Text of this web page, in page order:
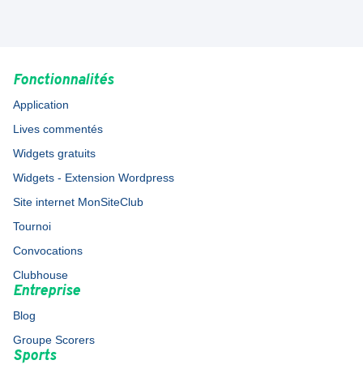
Fonctionnalités
Application
Lives commentés
Widgets gratuits
Widgets - Extension Wordpress
Site internet MonSiteClub
Tournoi
Convocations
Clubhouse
Entreprise
Blog
Groupe Scorers
Sports